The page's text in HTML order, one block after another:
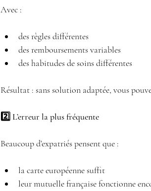
Avec :
des règles différentes
des remboursements variables
des habitudes de soins différentes
Résultat : sans solution adaptée, vous
2️⃣ L’erreur la plus fréquente
Beaucoup d’expatriés pensent que :
la carte européenne suffit
leur mutuelle française fonctionne